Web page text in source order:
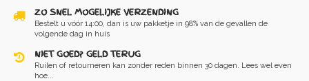
ZO SNEL MOGELIJKE VERZENDING
Bestelt u vóór 14:00, dan is uw pakketje in 98% van de gevallen de
volgende dag in huis
NIET GOED? GELD TERUG
Ruilen of retourneren kan zonder reden binnen 30 dagen. Lees wel even
hoe...